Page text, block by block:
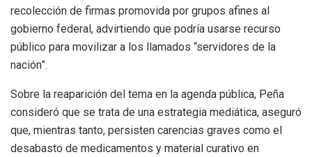
recolección de firmas promovida por grupos afines al
gobierno federal, advirtiendo que podría usarse recurso
público para movilizar a los llamados “servidores de la
nación”.
Sobre la reaparición del tema en la agenda pública, Peña
consideró que se trata de una estrategia mediática, aseguró
que, mientras tanto, persisten carencias graves como el
desabasto de medicamentos y material curativo en